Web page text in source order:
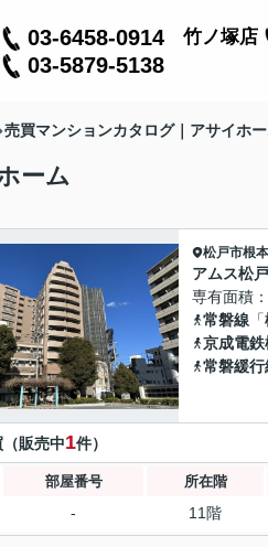
03-6458-0914 竹ノ塚店
03-5879-5138
売買マンションカタログ｜アサイホ
ーム
松戸市根本
アムス松
専有面積
常磐線 「
京成電
常磐緩行
販売中1件）
部屋番号 所在階
- 11階